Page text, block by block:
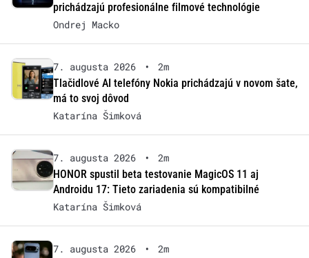
prichádzajú profesionálne filmové technológie
Ondrej Macko
7. augusta 2026 •
2m
Tlačidlové AI telefóny Nokia prichádzajú v novom šate,
má to svoj dôvod
Katarína Šimková
7. augusta 2026 •
2m
HONOR spustil beta testovanie MagicOS 11 aj
Androidu 17: Tieto zariadenia sú kompatibilné
Katarína Šimková
7. augusta 2026 •
2m